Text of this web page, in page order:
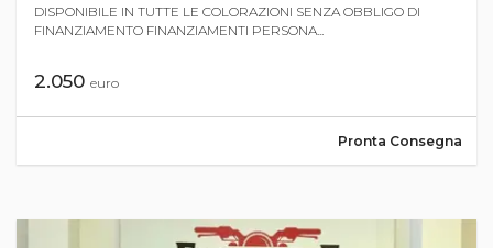
DISPONIBILE IN TUTTE LE COLORAZIONI SENZA OBBLIGO DI
FINANZIAMENTO FINANZIAMENTI PERSONA...
2.050 euro
Pronta Consegna